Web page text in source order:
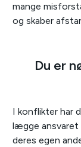
mange
og skaber
Du er
I konflikter har
lægge ansvaret
deres egen